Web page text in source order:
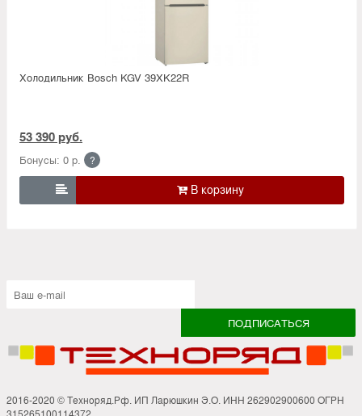
Холодильник Bosсh KGV 39XK22R
53 390 руб.
Бонусы: 0 р. ?

2016-2020 © Техноряд.Рф. ИП Ларюшкин Э.О. ИНН 262902900600 ОГРН